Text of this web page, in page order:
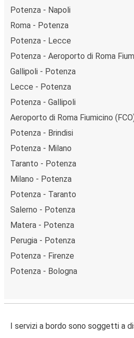
Potenza - Napoli
Roma - Potenza
Potenza - Lecce
Potenza - Aeroporto di Roma
Gallipoli - Potenza
Lecce - Potenza
Potenza - Gallipoli
Aeroporto di Roma Fiumicino
Potenza - Brindisi
Potenza - Milano
Taranto - Potenza
Milano - Potenza
Potenza - Taranto
Salerno - Potenza
Matera - Potenza
Perugia - Potenza
Potenza - Firenze
Potenza - Bologna
I servizi a bordo sono soggetti a